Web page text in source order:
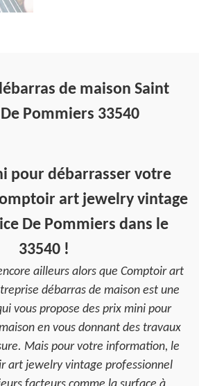
de maison Saint
Pommiers 33540
pour débarrasser votre
art jewelry vintage
De Pommiers dans le
33540 !
ailleurs alors que Comptoir art
débarras de maison est une
vous propose des prix mini pour
en vous donnant des travaux
Mais pour votre information, le
art jewelry vintage professionnel